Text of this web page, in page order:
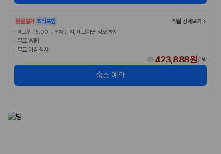
환불불가 조식포함
객실 상세보기
· 체크인 15:00 ~ 언제든지, 체크아웃 정오 까지
· 무료 WiFi
· 무료 아침 식사
423,888원/1박
숙소 예약